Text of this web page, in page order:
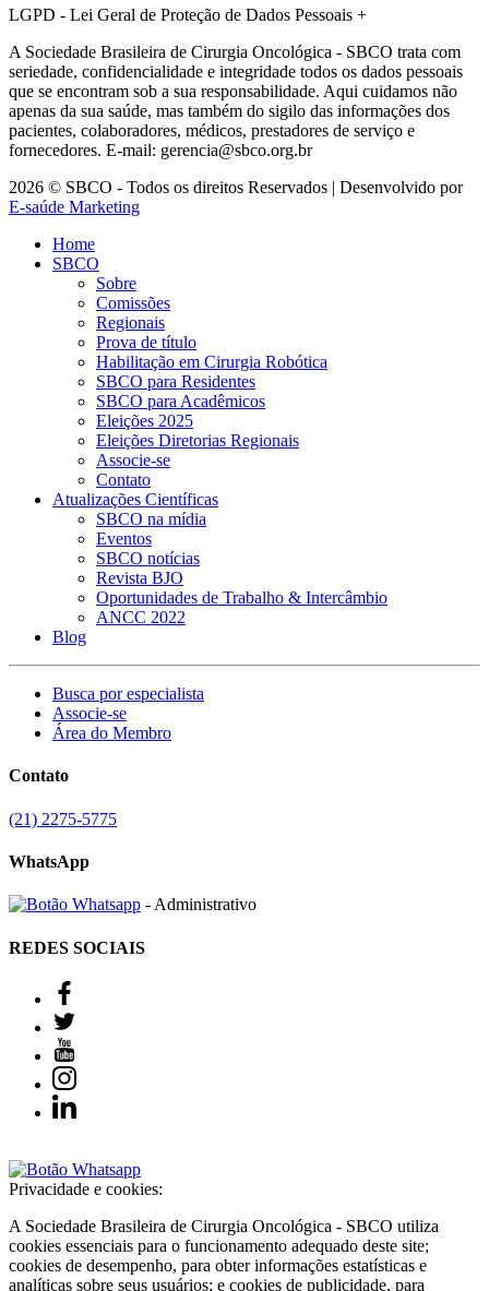
LGPD - Lei Geral de Proteção de Dados Pessoais +
A Sociedade Brasileira de Cirurgia Oncológica - SBCO trata com
seriedade, confidencialidade e integridade todos os dados pessoais
que se encontram sob a sua responsabilidade. Aqui cuidamos não
apenas da sua saúde, mas também do sigilo das informações dos
pacientes, colaboradores, médicos, prestadores de serviço e
fornecedores. E-mail: gerencia@sbco.org.br
2026 © SBCO - Todos os direitos Reservados | Desenvolvido por
E-saúde Marketing
Home
SBCO
Sobre
Comissões
Regionais
Prova de título
Habilitação em Cirurgia Robótica
SBCO para Residentes
SBCO para Acadêmicos
Eleições 2025
Eleições Diretorias Regionais
Associe-se
Contato
Atualizações Científicas
SBCO na mídia
Eventos
SBCO notícias
Revista BJO
Oportunidades de Trabalho & Intercâmbio
ANCC 2022
Blog
Busca por especialista
Associe-se
Área do Membro
Contato
(21) 2275-5775
WhatsApp
- Administrativo
REDES SOCIAIS
Privacidade e cookies:
A Sociedade Brasileira de Cirurgia Oncológica - SBCO utiliza
cookies essenciais para o funcionamento adequado deste site;
cookies de desempenho, para obter informações estatísticas e
analíticas sobre seus usuários; e cookies de publicidade, para